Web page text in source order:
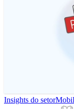
Insights do setor